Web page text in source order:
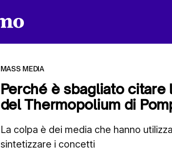
MASS MEDIA
Perché è sbagliato citare
del Thermopolium di
La colpa è dei media che hanno
sintetizzare i concetti